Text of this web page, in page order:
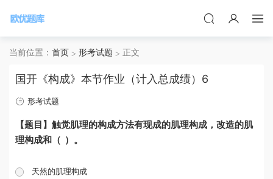
当前位置： 首页 形考试题 正文
国开《构成》本节作业（计入总成绩）6
形考试题
【题目】触觉肌理的构成方法有现成的肌理构成，改造的肌
理构成和（ ）。
天然的肌理构成